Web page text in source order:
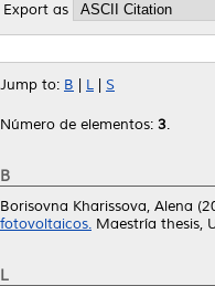
Export as
Jump to: B L S
Número de elementos: 3.
B
Borisovna Kharissova, Alena
fotovoltaicos. Maestría thesis,
L